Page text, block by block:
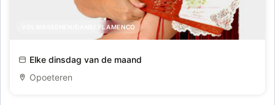
VOLWASSENEN/DANS/ FLAMENCO
Flamencostarters- en repetitieklassen
Elke dinsdag van de maand
Opoeteren